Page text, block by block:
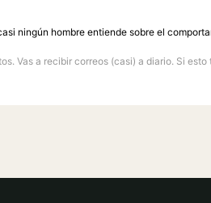
ningún hombre entiende sobre el
Vas a recibir correos (casi) a diario. Si